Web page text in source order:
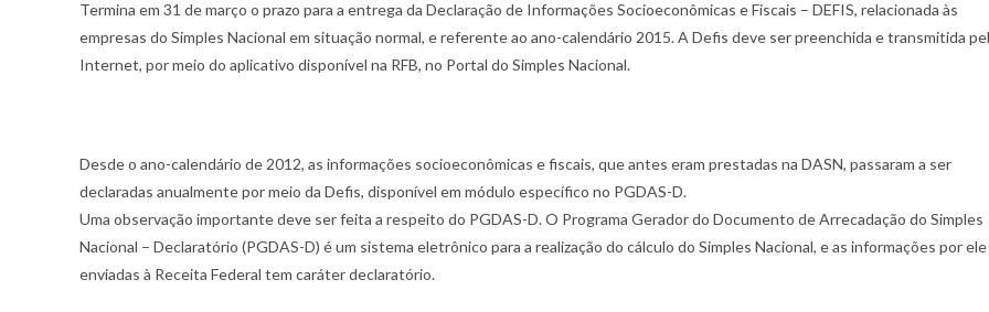
Termina em 31 de março o prazo para a entrega da Declaração de Informações Socioeconômicas e Fiscais – DEFIS, relacionada às
empresas do Simples Nacional em situação normal, e referente ao ano-calendário 2015. A Defis deve ser preenchida e transmitida
Internet, por meio do aplicativo disponível na RFB, no Portal do Simples Nacional.
Desde o ano-calendário de 2012, as informações socioeconômicas e fiscais, que antes eram prestadas na DASN, passaram a ser
declaradas anualmente por meio da Defis, disponível em módulo específico no PGDAS-D.
Uma observação importante deve ser feita a respeito do PGDAS-D. O Programa Gerador do Documento de Arrecadação do Simples
Nacional – Declaratório (PGDAS-D) é um sistema eletrônico para a realização do cálculo do Simples Nacional, e as informações por ele
enviadas à Receita Federal tem caráter declaratório.